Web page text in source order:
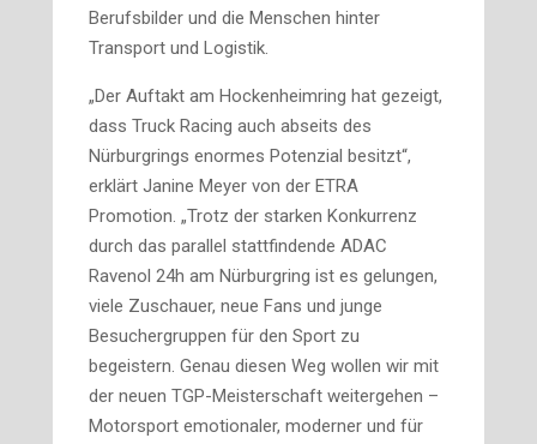
Berufsbilder und die Menschen hinter
Transport und Logistik.
„Der Auftakt am Hockenheimring hat gezeigt,
dass Truck Racing auch abseits des
Nürburgrings enormes Potenzial besitzt“,
erklärt Janine Meyer von der ETRA
Promotion. „Trotz der starken Konkurrenz
durch das parallel stattfindende ADAC
Ravenol 24h am Nürburgring ist es gelungen,
viele Zuschauer, neue Fans und junge
Besuchergruppen für den Sport zu
begeistern. Genau diesen Weg wollen wir mit
der neuen TGP-Meisterschaft weitergehen –
Motorsport emotionaler, moderner und für